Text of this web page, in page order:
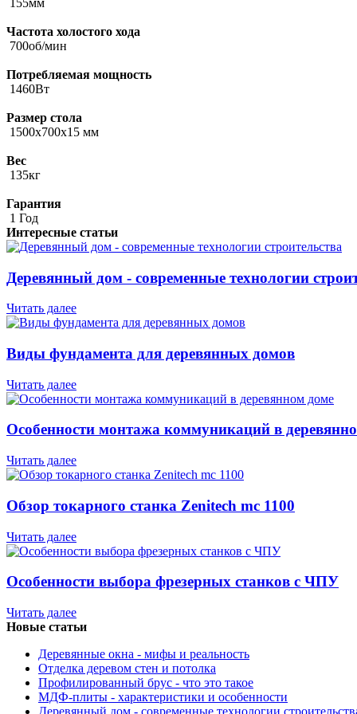
Частота холостого хода
700об/мин
Потребляемая мощность
1460Вт
Размер стола
1500х700х15 мм
Вес
135кг
Гарантия
1 Год
Интересные статьи
Деревянный дом - современные технологии
Читать далее
Виды фундамента для деревянных домов
Читать далее
Особенности монтажа коммуникаций в
Читать далее
Обзор токарного станка Zenitech mc 1100
Читать далее
Особенности выбора фрезерных станков с ЧПУ
Читать далее
Новые статьи
Деревянные окна - мифы и реальность
Отделка деревом стен и потолка
Профилированный брус - что это такое
МДФ-плиты - характеристики и особенности
Деревянный дом - современные технологии